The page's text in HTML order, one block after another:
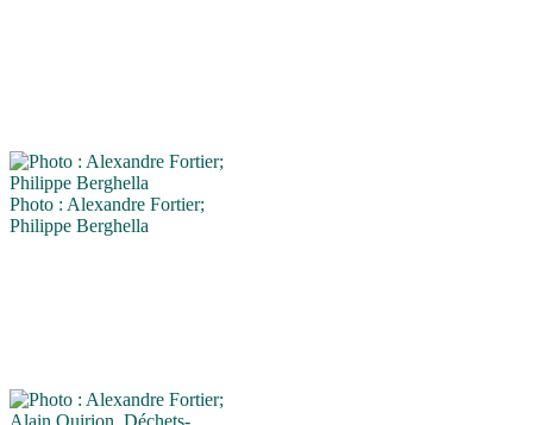
Photo : Alexandre Fortier;
Philippe Berghella